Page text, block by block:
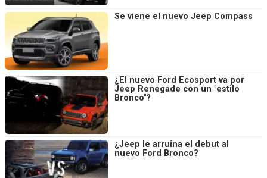
Se viene el nuevo Jeep Compass
¿El nuevo Ford Ecosport va por
Jeep Renegade con un "estilo
Bronco"?
¿Jeep le arruina el debut al
nuevo Ford Bronco?